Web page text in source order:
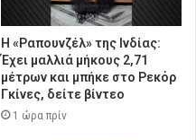
Η «Ραπουνζέλ» της Ινδίας:
Έχει μαλλιά μήκους 2,71
μέτρων και μπήκε στο Ρεκόρ
Γκίνες, δείτε βίντεο
1 ώρα πρίν